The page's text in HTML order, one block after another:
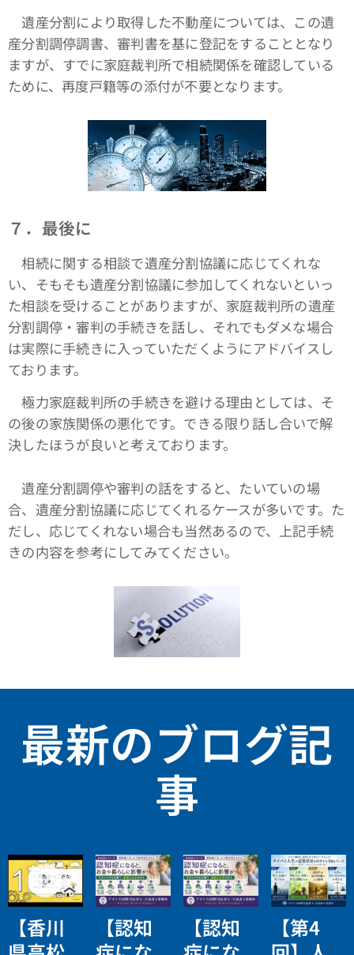
遺産分割により取得した不動産については、この遺
産分割調停調書、審判書を基に登記をすることとなり
ますが、すでに家庭裁判所で相続関係を確認している
ために、再度戸籍等の添付が不要となります。
７．最後に
相続に関する相談で遺産分割協議に応じてくれな
い、そもそも遺産分割協議に参加してくれないといっ
た相談を受けることがありますが、家庭裁判所の遺産
分割調停・審判の手続きを話し、それでもダメな場合
は実際に手続きに入っていただくようにアドバイスし
ております。
極力家庭裁判所の手続きを避ける理由としては、そ
の後の家族関係の悪化です。できる限り話し合いで解
決したほうが良いと考えております。
遺産分割調停や審判の話をすると、たいていの場
合、遺産分割協議に応じてくれるケースが多いです。た
だし、応じてくれない場合も当然あるので、上記手続
きの内容を参考にしてみてください。
最新のブログ記
事
【香川
【認知
【認知
【第4